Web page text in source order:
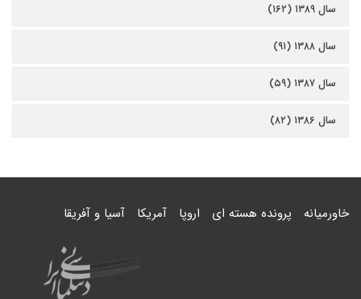
سال ۱۳۸۹ (۱۶۲)
سال ۱۳۸۸ (۹۱)
سال ۱۳۸۷ (۵۹)
سال ۱۳۸۶ (۸۲)
خاورمیانه پرونده هسته ای اروپا آمریکا آسیا و آفریقا